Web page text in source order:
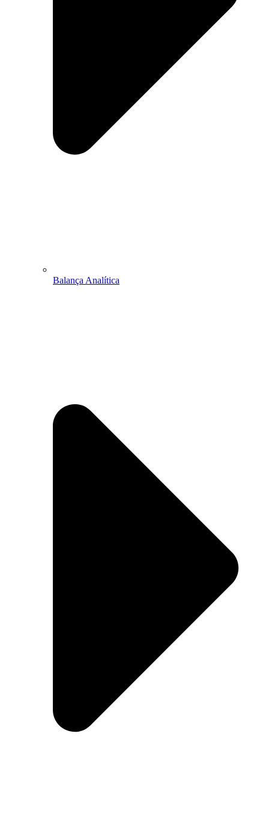
Balança Analítica